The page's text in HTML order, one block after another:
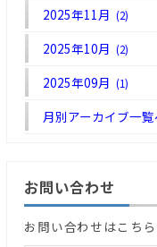
2025年11月(2)
2025年10月(2)
2025年09月(1)
月別アーカイブ一覧
お問い合わせ
お問い合わせはこち